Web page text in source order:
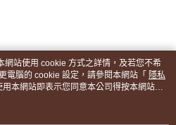
網站使用 cookie 方式之詳情，及若您不希
電腦的 cookie 設定，請參閱本網站「 隱私
本網站即表示您同意本公司得按本網站使